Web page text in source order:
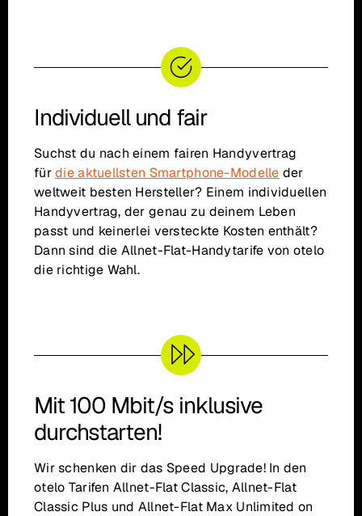
Individuell und fair
Suchst du nach einem fairen Handyvertrag
fürdie aktuellsten Smartphone-Modelle der
weltweit besten Hersteller? Einem individuellen
Handyvertrag, der genau zu deinem Leben
passt und keinerlei versteckte Kosten enthält?
Dann sind die Allnet-Flat-Handytarife von otelo
die richtige Wahl.
Mit 100 Mbit/s inklusive
durchstarten!
Wir schenken dir das Speed Upgrade! In den
otelo Tarifen Allnet-Flat Classic, Allnet-Flat
Classic Plus und Allnet-Flat Max Unlimited on